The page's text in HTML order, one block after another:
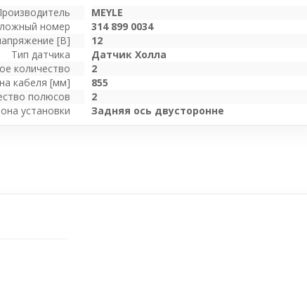
MEYLE
номер
314 899 0034
[В]
12
Тип датчика
Датчик Холла
количество
2
кабеля [мм]
855
полюсов
2
установки
Задняя ось двусторонне